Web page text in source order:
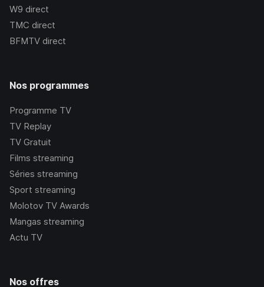
W9 direct
TMC direct
BFMTV direct
Nos programmes
Programme TV
TV Replay
TV Gratuit
Films streaming
Séries streaming
Sport streaming
Molotov TV Awards
Mangas streaming
Actu TV
Nos offres